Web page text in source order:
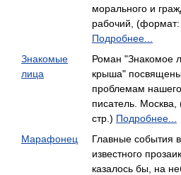
морального и
рабочий,
Подробнее...
Знакомые
лица
Роман "Знакомое
крыша"
проблемам
писатель.
стр.) Подробнее...
Марафонец
Главные события
известного
казалось бы, на